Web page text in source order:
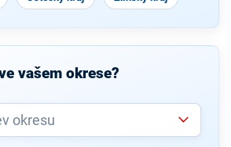
vašem okrese?